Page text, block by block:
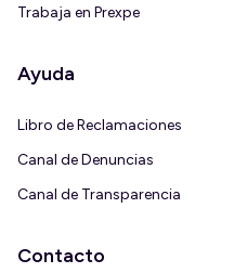
Trabaja en Prexpe
Ayuda
Libro de Reclamaciones
Canal de Denuncias
Canal de Transparencia
Contacto